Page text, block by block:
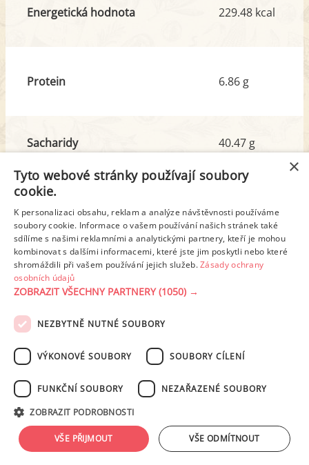
Energetická hodnota 229.48 kcal
Protein 6.86 g
Sacharidy
z toho cukr
40.47 g
3.46 g
Tuk
z toho nas. mastné kyseliny
3.43 g
0.64 g
Detailní rozpis
PODMÍNKY UŽITÍ ZÁSADY OCHRANY OSOBNÍCH ÚDAJŮ
NASTAVENÍ COOKIES
tohoto serveru je bez písemného souhlasu provozovatele zakázáno.
Design: Eva Roverová
×
Tyto webové stránky používají soubory
cookie.
K personalizaci obsahu, reklam a analýze návštěvnosti používáme
soubory cookie. Informace o vašem používání našich stránek také
sdílíme s našimi reklamními a analytickými partnery, kteří je mohou
kombinovat s dalšími informacemi, které jste jim poskytli nebo které
shromáždili při vašem používání jejich služeb.Zásady ochrany
osobních údajů
ZOBRAZIT VŠECHNY PARTNERY(1050) →
NEZBYTNĚ NUTNÉ SOUBORY
VÝKONOVÉ SOUBORY SOUBORY CÍLENÍ
FUNKČNÍ SOUBORY NEZAŘAZENÉ SOUBORY
ZOBRAZIT PODROBNOSTI
VŠE PŘIJMOUT VŠE ODMÍTNOUT